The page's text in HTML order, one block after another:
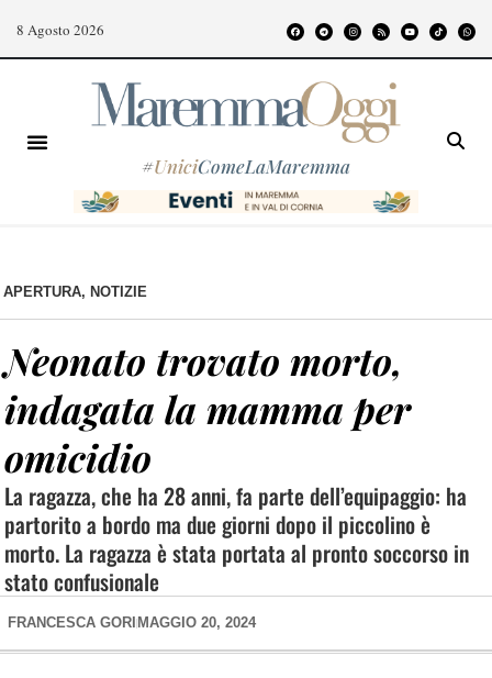
8 Agosto 2026
#UniciComeLaMaremma
APERTURA, NOTIZIE
Neonato trovato morto,
indagata la mamma per
omicidio
La ragazza, che ha 28 anni, fa parte dell’equipaggio: ha
partorito a bordo ma due giorni dopo il piccolino è
morto. La ragazza è stata portata al pronto soccorso in
stato confusionale
FRANCESCA GORI MAGGIO 20, 2024